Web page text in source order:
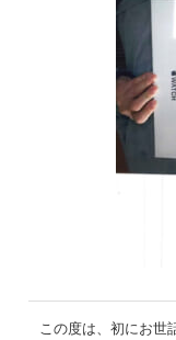
この度は、初にお世